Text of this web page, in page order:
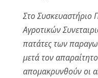
Στο Συσκευαστήριο
Αγροτικών
πατάτες των
μετά τον
απομακρυνθούν οι